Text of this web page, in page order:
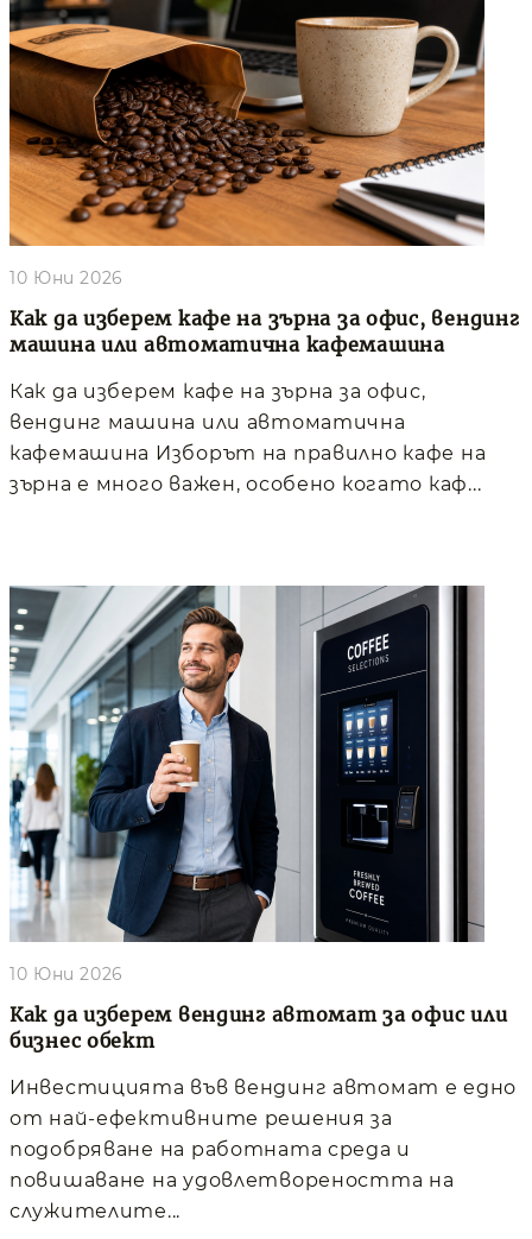
Как да изберем кафе на зърна за офис, вендинг
машина или автоматична кафемашина
10 Юни 2026
Как да изберем кафе на зърна за офис,
вендинг машина или автоматична
кафемашина Изборът на правилно кафе на
зърна е много важен, особено когато каф...
Как да изберем вендинг автомат за офис или
бизнес обект
10 Юни 2026
Инвестицията във вендинг автомат е едно
от най-ефективните решения за
подобряване на работната среда и
повишаване на удовлетвореността на
служителите...